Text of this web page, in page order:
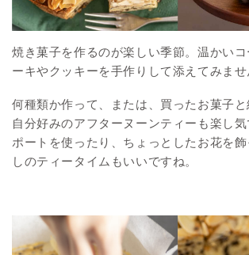
焼き菓子を作るのが楽しい季節。温かい
ーキやクッキーを手作りして添えてみませ
何種類か作って、または、買ったお菓子と
自分好みのアフターヌーンティーも楽し
ポートを使ったり、ちょっとしたお花を
しのティータイムもいいですね。